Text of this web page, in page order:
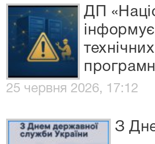
ДП
25 червня 2026, 17:12
З